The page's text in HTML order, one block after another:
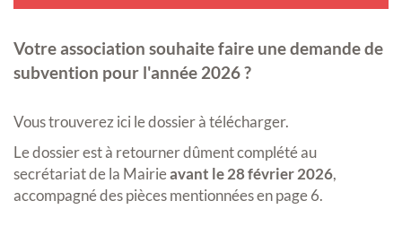
Votre association souhaite faire une demande de
subvention pour l'année 2026 ?
Vous trouverez ici le dossier à télécharger.
Le dossier est à retourner dûment complété au
secrétariat de la Mairieavant le 28 février 2026,
accompagné des pièces mentionnées en page 6.